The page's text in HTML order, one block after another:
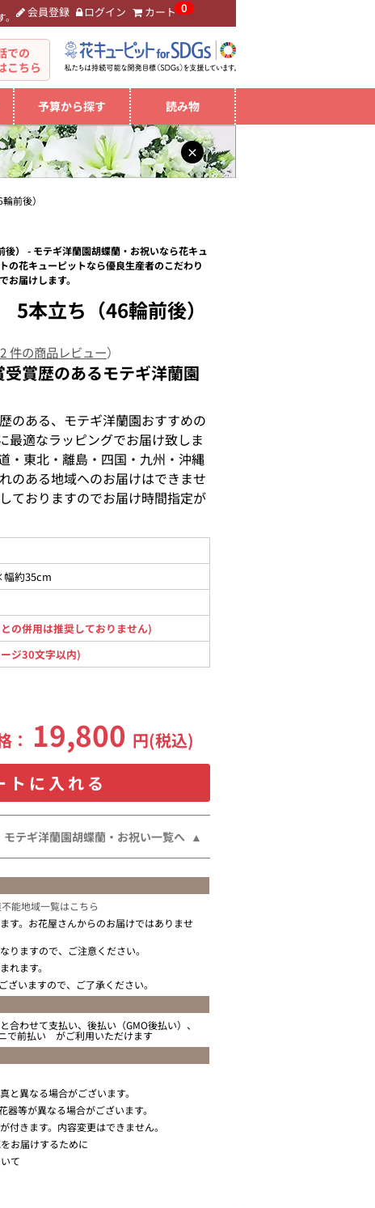
会員登録 ログイン カート 0
での
こちら
予算から探す 読み物
×
前後）
） - モテギ洋蘭園胡蝶蘭・お祝いなら花キュ
の花キューピットなら優良生産者のこだわり
お届けします。
本立ち（46輪前後）
2 件の商品レビュー）
賞歴のあるモテギ洋蘭園
のある、モテギ洋蘭園おすすめの
最適なラッピングでお届け致しま
・東北・離島・四国・九州・沖縄
のある地域へのお届けはできませ
ておりますのでお届け時間指定が
約35cm
の併用は推奨しておりません)
ジ30文字以内)
： 19,800 円(税込)
トに入れる
モテギ洋蘭園胡蝶蘭・お祝い一覧へ
能地域一覧はこちら
す。お花屋さんからのお届けではありませ
りますので、ご注意ください。
れます。
ざいますので、ご了承ください。
合わせて支払い、後払い（GMO後払い）、
で前払い がご利用いただけます
と異なる場合がございます。
等が異なる場合がございます。
付きます。内容変更はできません。
お届けするために
て